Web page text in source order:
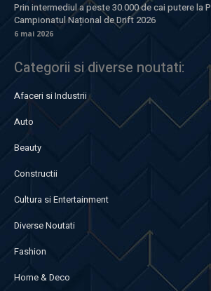
Prin intermediul a peste 30.000 de cai putere la
Campionatul Național de Drift 2026
6 mai 2026
Categorii si diverse noutati:
Afaceri si Industrii
Auto
Beauty
Constructii
Cultura si Entertainment
Diverse Noutati
Fashion
Home & Deco